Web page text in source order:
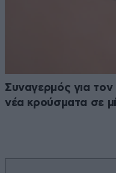
Συναγερμός για τον
νέα κρούσματα σε